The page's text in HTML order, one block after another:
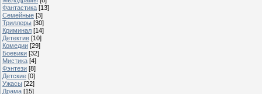
Фантастика [13]
Семейные [3]
Триллеры [30]
Криминал [14]
Детектив [10]
Комедии [29]
Боевики [32]
Мистика [4]
Фэнтези [8]
Детские [0]
Ужасы [22]
Драма [15]